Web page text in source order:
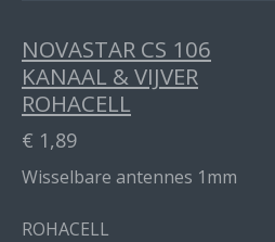
NOVASTAR CS 106
KANAAL & VIJVER
ROHACELL
€ 1,89
Wisselbare antennes 1mm
ROHACELL